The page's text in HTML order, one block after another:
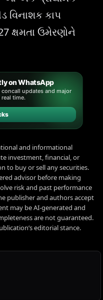
કાપ
ક્ષમતા ઉમેરણોને
on WhatsApp
updates and major
time.
and informational
investment, financial, or
to buy or sell any securities.
advisor before making
risk and past performance
publisher and authors accept
may be AI-generated and
are not guaranteed.
editorial stance.